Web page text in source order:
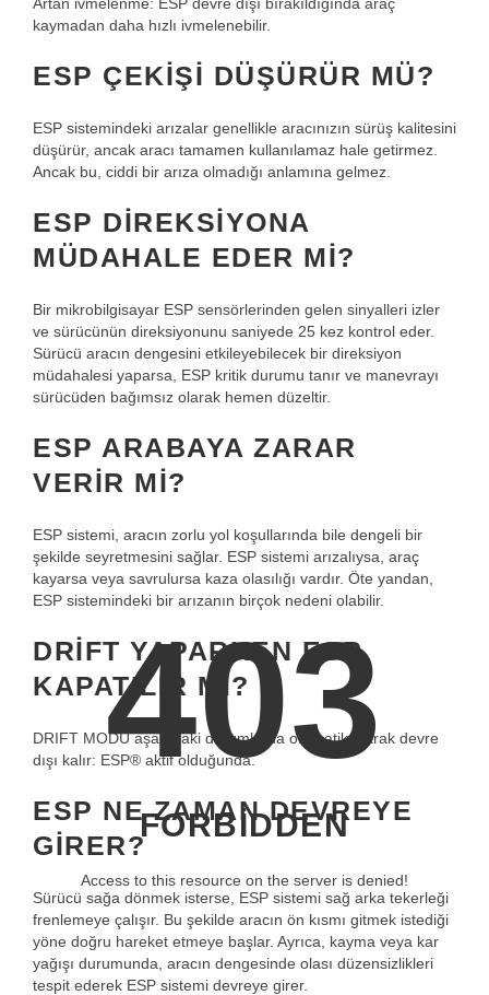
kaymadan daha hızlı ivmelenebilir.
ESP ÇEKIŞI DÜŞÜRÜR MÜ?
ESP sistemindeki arızalar genellikle aracınızın sürüş kalitesini
düşürür, ancak aracı tamamen kullanılamaz hale getirmez.
Ancak bu, ciddi bir arıza olmadığı anlamına gelmez.
ESP DIREKSIYONA
MÜDAHALE EDER MI?
Bir mikrobilgisayar ESP sensörlerinden gelen sinyalleri izler
ve sürücünün direksiyonunu saniyede 25 kez kontrol eder.
Sürücü aracın dengesini etkileyebilecek bir direksiyon
müdahalesi yaparsa, ESP kritik durumu tanır ve manevrayı
sürücüden bağımsız olarak hemen düzeltir.
ESP ARABAYA ZARAR
VERIR MI?
ESP sistemi, aracın zorlu yol koşullarında bile dengeli bir
şekilde seyretmesini sağlar. ESP sistemi arızalıysa, araç
kayarsa veya savrulursa kaza olasılığı vardır. Öte yandan,
ESP sistemindeki bir arızanın birçok nedeni olabilir.
DRIFT YAPARKEN ESP
KAPATILIR MI?
DRIFT MODU aşağıdaki durumlarda otomatik olarak devre
dışı kalır: ESP® aktif olduğunda.
ESP NE ZAMAN DEVREYE
GIRER?
Sürücü sağa dönmek isterse, ESP sistemi sağ arka tekerleği
frenlemeye çalışır. Bu şekilde aracın ön kısmı gitmek istediği
yöne doğru hareket etmeye başlar. Ayrıca, kayma veya kar
yağışı durumunda, aracın dengesinde olası düzensizlikleri
tespit ederek ESP sistemi devreye girer.
403
FORBIDDEN
Access to this resource on the server is denied!